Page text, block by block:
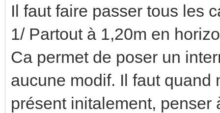
Il faut faire passer tous les
1/ Partout à 1,20m en
Ca permet de poser un
aucune modif. Il faut quand
présent initalement,